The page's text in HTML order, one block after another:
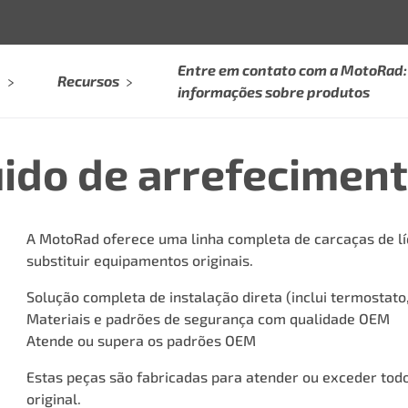
Recursos
Entre em contato com a
informações sobre produtos
de
A MotoRad oferece uma linha completa de carcaças
substituir equipamentos originais.
Solução completa de instalação direta (inclui
Materiais e padrões de segurança com qualidade OEM
Atende ou supera os padrões OEM
Estas peças são fabricadas para atender ou exceder
original.